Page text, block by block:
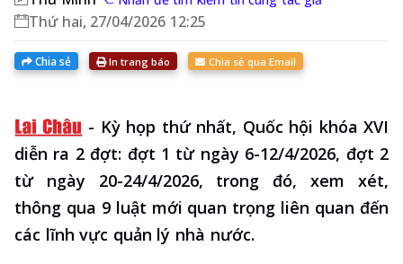
Thứ hai, 27/04/2026 12:25
Chia sẻ In trang báo Chia sẻ qua Email
- Kỳ họp thứ nhất, Quốc hội khóa XVI
diễn ra 2 đợt: đợt 1 từ ngày 6-12/4/2026, đợt 2
từ ngày 20-24/4/2026, trong đó, xem xét,
thông qua 9 luật mới quan trọng liên quan đến
các lĩnh vực quản lý nhà nước.